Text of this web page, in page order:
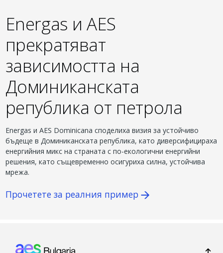
Energas и AES
прекратяват
зависимостта на
Доминиканската
република от петрола
Energas и AES Dominicana споделиха визия за устойчиво
бъдеще в Доминиканската република, като диверсифицираха
енергийния микс на страната с по-екологични енергийни
решения, като същевременно осигуриха силна, устойчива
мрежа.
Прочетете за реалния пример